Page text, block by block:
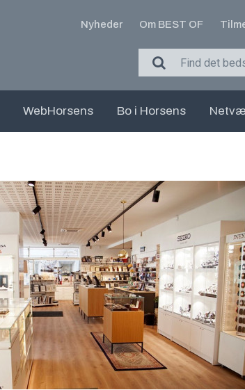
Nyheder Om BEST OF
WebHorsens Bo i Horsens